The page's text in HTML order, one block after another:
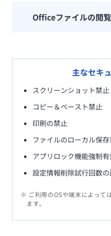
Officeファイルの閲
主なセキ
スクリーンショット禁止
コピー＆ペースト禁止
印刷の禁止
ファイルのローカル保
アプリロック機能強制
設定情報削除試行回数
※ ご利用のOSや端末によって
ます。